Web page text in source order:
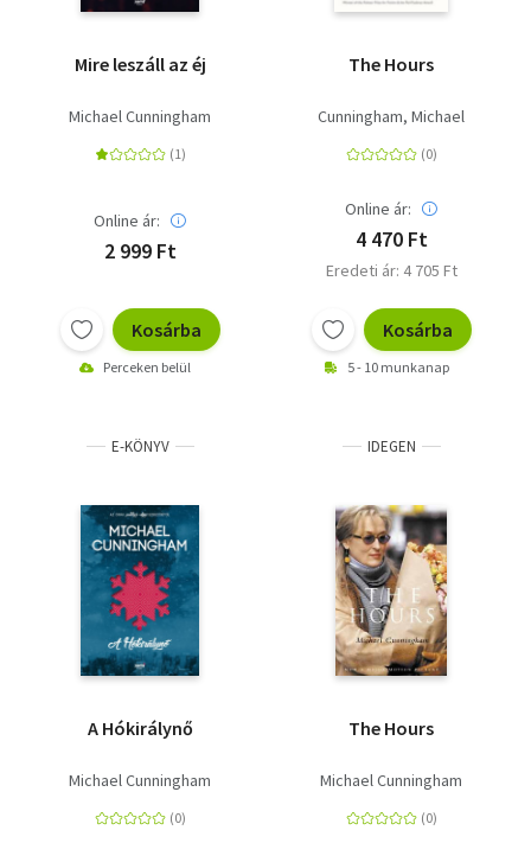
Mire leszáll az éj
Michael Cunningham
Online ár:
2 999 Ft
Kosárba
Perceken belül
The Hours
Cunningham, Michael
Online ár:
4 470 Ft
Eredeti ár: 4 705 Ft
Kosárba
5 - 10 munkanap
E-KÖNYV
A Hókirálynő
Michael Cunningham
IDEGEN
The Hours
Michael Cunningham